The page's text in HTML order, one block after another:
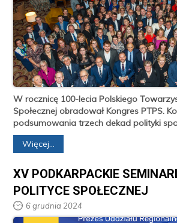
W rocznicę 100-lecia Polskiego
Społecznej obradował Kongres PTPS.
podsumowania trzech dekad polityki
Więcej...
XV PODKARPACKIE
POLITYCE SPOŁECZNEJ
6 grudnia 2024